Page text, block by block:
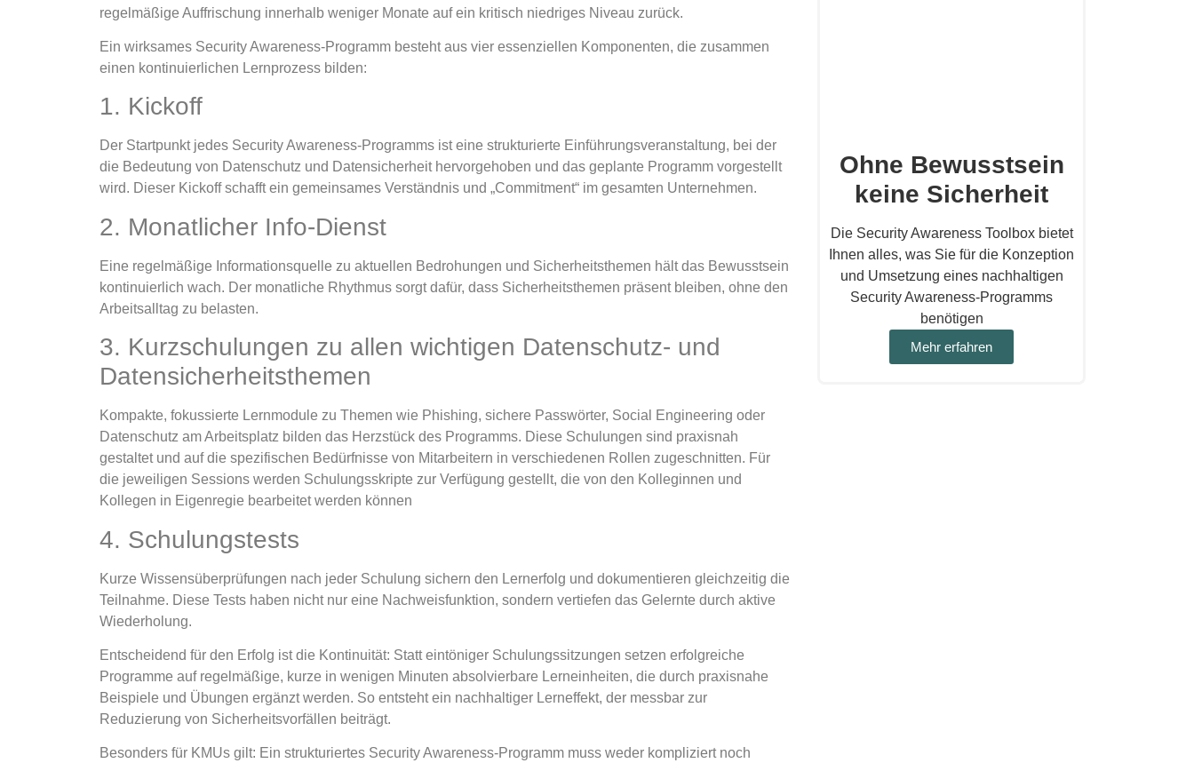
regelmäßige Auffrischung innerhalb weniger Monate auf ein kritisch niedriges Niveau zurück.
Ein wirksames Security Awareness-Programm besteht aus vier essenziellen Komponenten, die zusammen
einen kontinuierlichen Lernprozess bilden:
1. Kickoff
Der Startpunkt jedes Security Awareness-Programms ist eine strukturierte Einführungsveranstaltung, bei der
die Bedeutung von Datenschutz und Datensicherheit hervorgehoben und das geplante Programm vorgestellt
wird. Dieser Kickoff schafft ein gemeinsames Verständnis und „Commitment“ im gesamten Unternehmen.
2. Monatlicher Info-Dienst
Eine regelmäßige Informationsquelle zu aktuellen Bedrohungen und Sicherheitsthemen hält das Bewusstsein
kontinuierlich wach. Der monatliche Rhythmus sorgt dafür, dass Sicherheitsthemen präsent bleiben, ohne den
Arbeitsalltag zu belasten.
3. Kurzschulungen zu allen wichtigen Datenschutz- und
Datensicherheitsthemen
Kompakte, fokussierte Lernmodule zu Themen wie Phishing, sichere Passwörter, Social Engineering oder
Datenschutz am Arbeitsplatz bilden das Herzstück des Programms. Diese Schulungen sind praxisnah
gestaltet und auf die spezifischen Bedürfnisse von Mitarbeitern in verschiedenen Rollen zugeschnitten. Für
die jeweiligen Sessions werden Schulungsskripte zur Verfügung gestellt, die von den Kolleginnen und
Kollegen in Eigenregie bearbeitet werden können
4. Schulungstests
Kurze Wissensüberprüfungen nach jeder Schulung sichern den Lernerfolg und dokumentieren gleichzeitig die
Teilnahme. Diese Tests haben nicht nur eine Nachweisfunktion, sondern vertiefen das Gelernte durch aktive
Wiederholung.
Entscheidend für den Erfolg ist die Kontinuität: Statt eintöniger Schulungssitzungen setzen erfolgreiche
Programme auf regelmäßige, kurze in wenigen Minuten absolvierbare Lerneinheiten, die durch praxisnahe
Beispiele und Übungen ergänzt werden. So entsteht ein nachhaltiger Lerneffekt, der messbar zur
Reduzierung von Sicherheitsvorfällen beiträgt.
Besonders für KMUs gilt: Ein strukturiertes Security Awareness-Programm muss weder kompliziert noch
Ohne Bewusstsein
keine Sicherheit
Die Security Awareness Toolbox bietet
Ihnen alles, was Sie für die Konzeption
und Umsetzung eines nachhaltigen
Security Awareness-Programms
benötigen
Mehr erfahren